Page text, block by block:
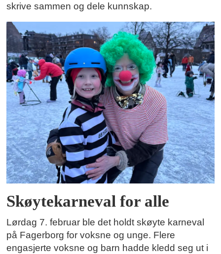
skrive sammen og dele kunnskap.
Skøytekarneval for alle
Lørdag 7. februar ble det holdt skøyte karneval
på Fagerborg for voksne og unge. Flere
engasjerte voksne og barn hadde kledd seg ut i